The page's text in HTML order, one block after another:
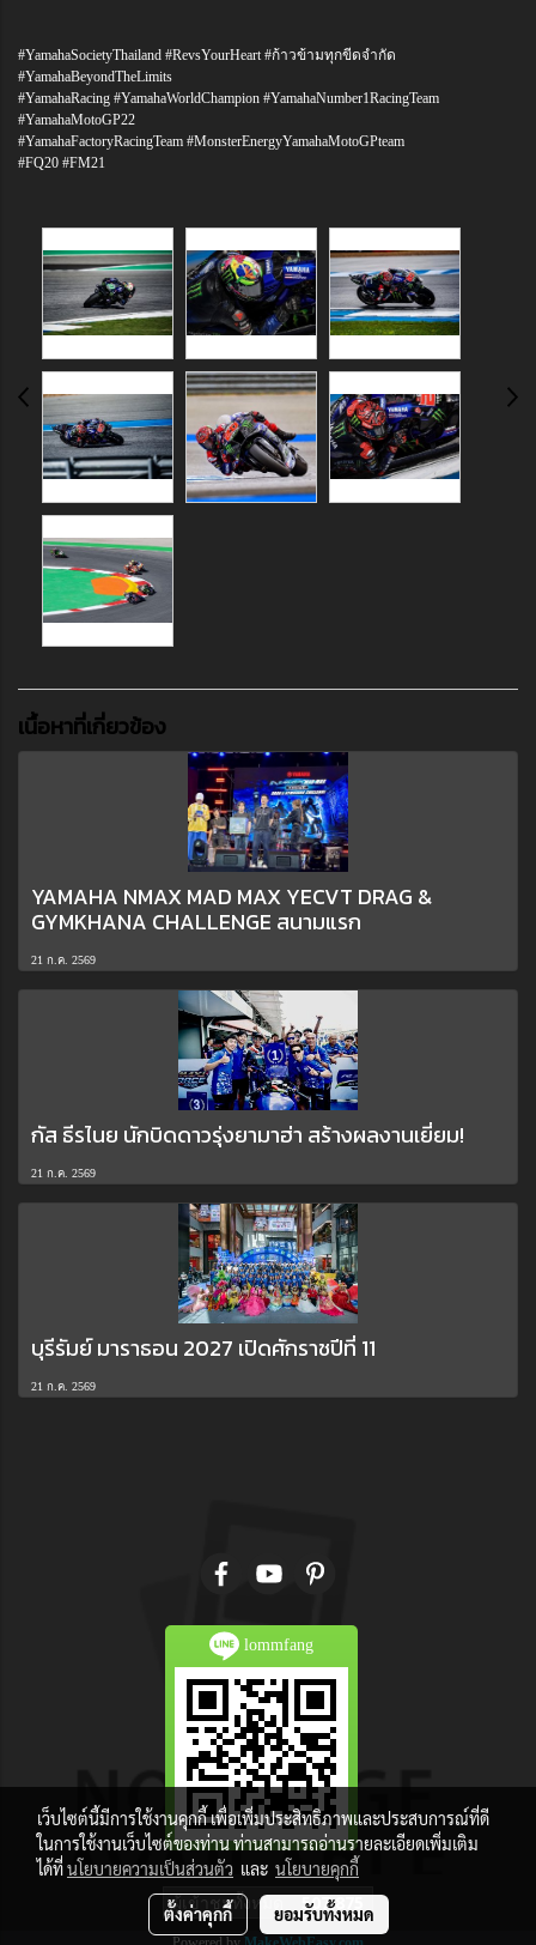
#YamahaSocietyThailand #RevsYourHeart #ก้าวข้ามทุกขีดจำกัด
#YamahaBeyondTheLimits
#YamahaRacing #YamahaWorldChampion #YamahaNumber1RacingTeam
#YamahaMotoGP22
#YamahaFactoryRacingTeam #MonsterEnergyYamahaMotoGPteam
#FQ20 #FM21
เนื้อหาที่เกี่ยวข้อง
YAMAHA NMAX MAD MAX YECVT DRAG &
GYMKHANA CHALLENGE สนามแรก
21 ก.ค. 2569
กัส ธีรไนย นักบิดดาวรุ่งยามาฮ่า สร้างผลงานเยี่ยม!
21 ก.ค. 2569
บุรีรัมย์ มาราธอน 2027 เปิดศักราชปีที่ 11
21 ก.ค. 2569
lommfang
ผู้เข้าชมวันนี้
เว็บไซต์นี้มีการใช้งานคุกกี้ เพื่อเพิ่มประสิทธิภาพและประสบการณ์ที่ดี
ในการใช้งานเว็บไซต์ของท่าน ท่านสามารถอ่านรายละเอียดเพิ่มเติม
ได้ที่นโยบายความเป็นส่วนตัว และ นโยบายคุกกี้
ตั้งค่าคุกกี้ ยอมรับทั้งหมด